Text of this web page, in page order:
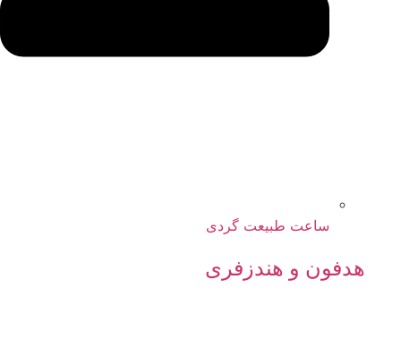
ساعت طبیعت گردی
هدفون و هندزفری